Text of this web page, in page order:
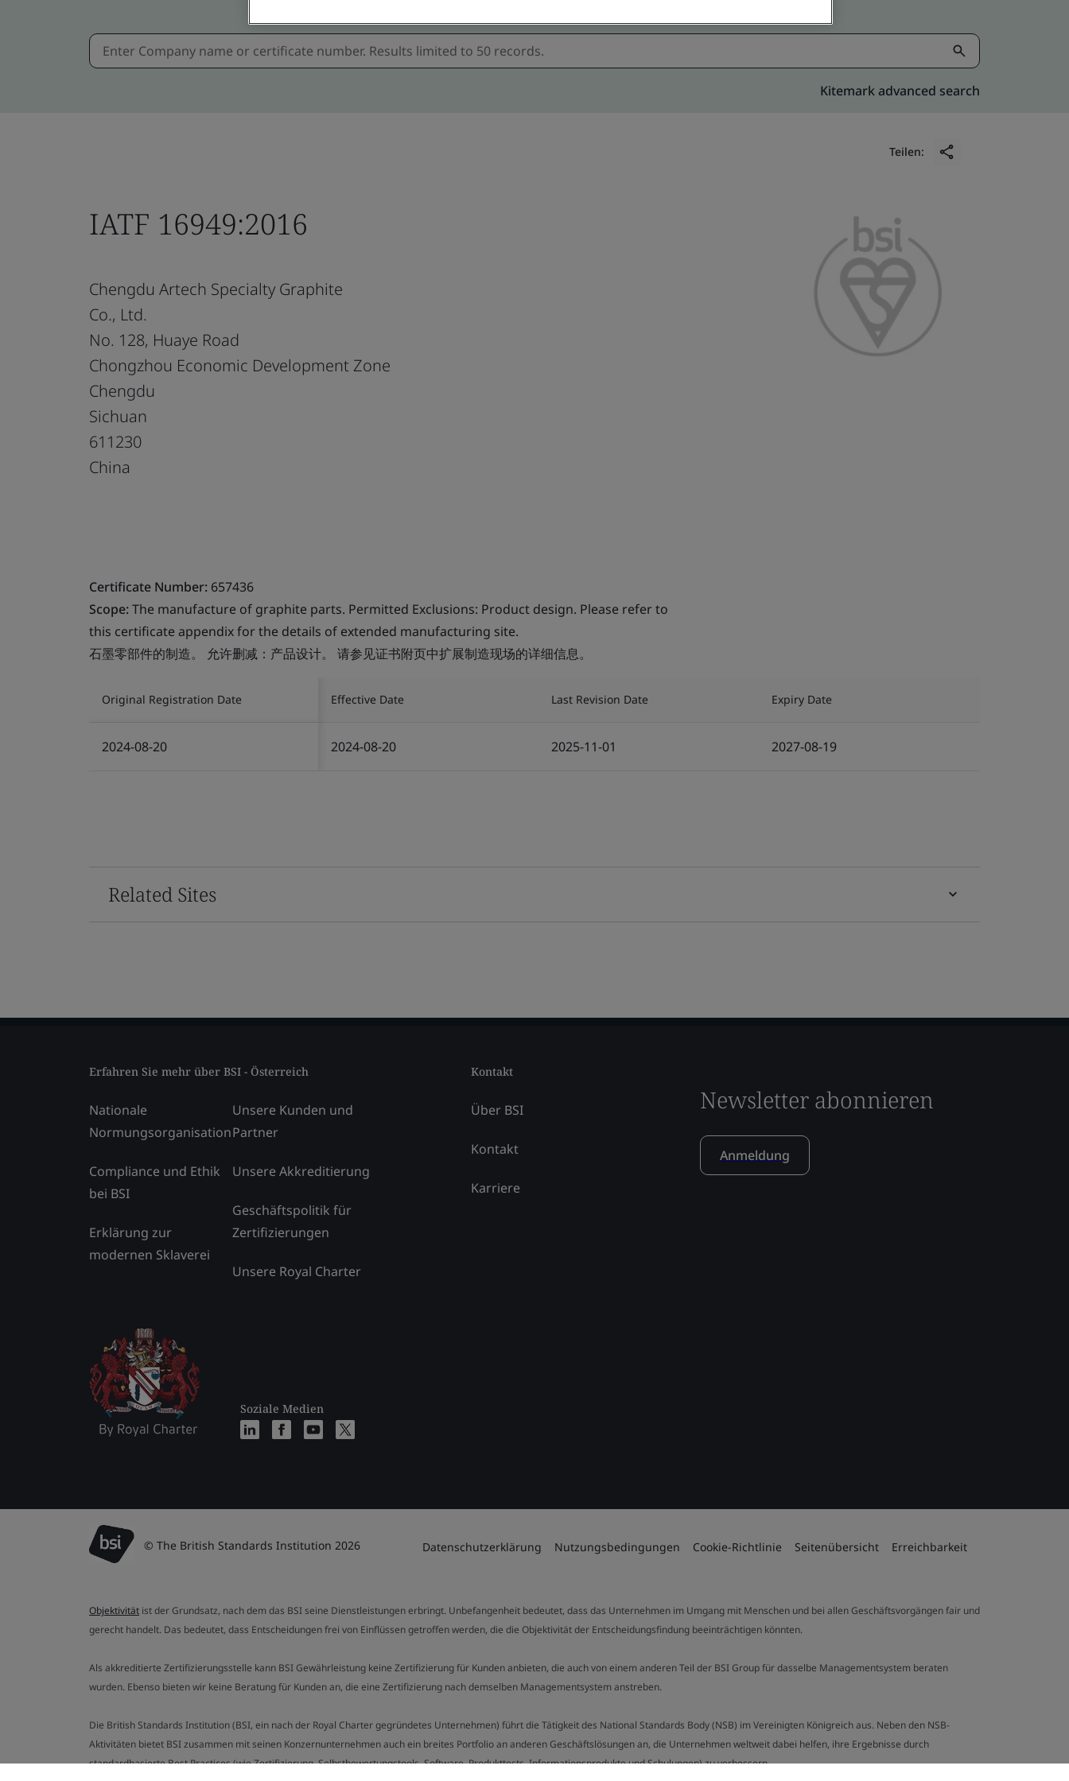
Kitemark advanced search
Teilen:
IATF 16949:2016
Chengdu Artech Specialty Graphite
Co., Ltd.
No. 128, Huaye Road
Chongzhou Economic Development Zone
Chengdu
Sichuan
611230
China
Certificate Number: 657436
Scope:The manufacture of graphite parts. Permitted Exclusions: Product design. Please refer to
this certificate appendix for the details of extended manufacturing site.
石墨零部件的制造。 允许删减：产品设计。 请参见证书附页中扩展制造现场的详细信息。
Original Registration Date Effective Date Last Revision Date Expiry Date
2024-08-20 2024-08-20 2025-11-01 2027-08-19
Related Sites
Erfahren Sie mehr über BSI - Österreich
Nationale
Normungsorganisation
Compliance und Ethik
bei BSI
Erklärung zur
modernen Sklaverei
Unsere Kunden und
Partner
Unsere Akkreditierung
Geschäftspolitik für
Zertifizierungen
Unsere Royal Charter
Soziale Medien
Kontakt
Über BSI
Kontakt
Karriere
Newsletter abonnieren
Anmeldung
© The British Standards Institution 2026 Datenschutzerklärung Nutzungsbedingungen Cookie-Richtlinie Seitenübersicht Erreichbarkeit
Objektivität ist der Grundsatz, nach dem das BSI seine Dienstleistungen erbringt. Unbefangenheit bedeutet, dass das Unternehmen im Umgang mit Menschen und bei allen Geschäftsvorgängen fair und
gerecht handelt. Das bedeutet, dass Entscheidungen frei von Einflüssen getroffen werden, die die Objektivität der Entscheidungsfindung beeinträchtigen könnten.
Als akkreditierte Zertifizierungsstelle kann BSI Gewährleistung keine Zertifizierung für Kunden anbieten, die auch von einem anderen Teil der BSI Group für dasselbe Managementsystem beraten
wurden. Ebenso bieten wir keine Beratung für Kunden an, die eine Zertifizierung nach demselben Managementsystem anstreben.
Die British Standards Institution (BSI, ein nach der Royal Charter gegründetes Unternehmen) führt die Tätigkeit des National Standards Body (NSB) im Vereinigten Königreich aus. Neben den NSB-
Aktivitäten bietet BSI zusammen mit seinen Konzernunternehmen auch ein breites Portfolio an anderen Geschäftslösungen an, die Unternehmen weltweit dabei helfen, ihre Ergebnisse durch
standardbasierte Best Practices (wie Zertifizierung, Selbstbewertungstools, Software, Produkttests, Informationsprodukte und Schulungen) zu verbessern.